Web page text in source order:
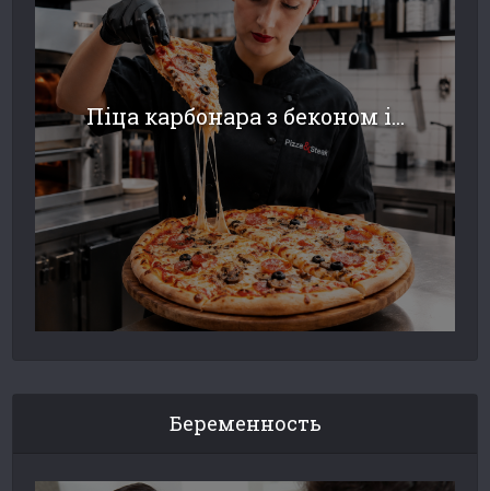
Піца карбонара з беконом і...
Беременность